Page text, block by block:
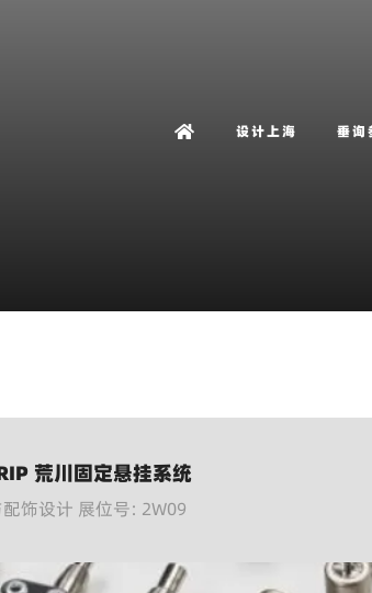
设计上海 垂询
荒川固定悬挂系统
饰设计 展位号: 2W09